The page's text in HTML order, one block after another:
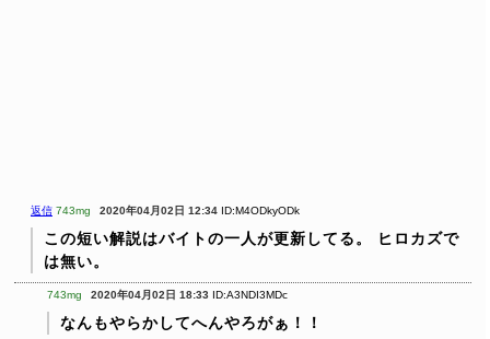
返信 743mg 2020年04月02日 12:34 ID:M4ODkyODk
この短い解説はバイトの一人が更新してる。
ヒロカズで
は無い。
743mg 2020年04月02日 18:33 ID:A3NDI3MDc
なんもやらかしてへんやろがぁ！！